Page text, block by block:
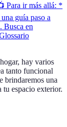
Para ir más allá: *
guía paso a
Busca en
hay varios
tanto funcional
brindaremos una
tu espacio exterior.